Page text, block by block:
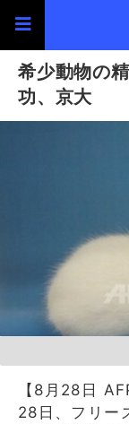
希少動物の
功、京大
【8月28日
28日、フリー